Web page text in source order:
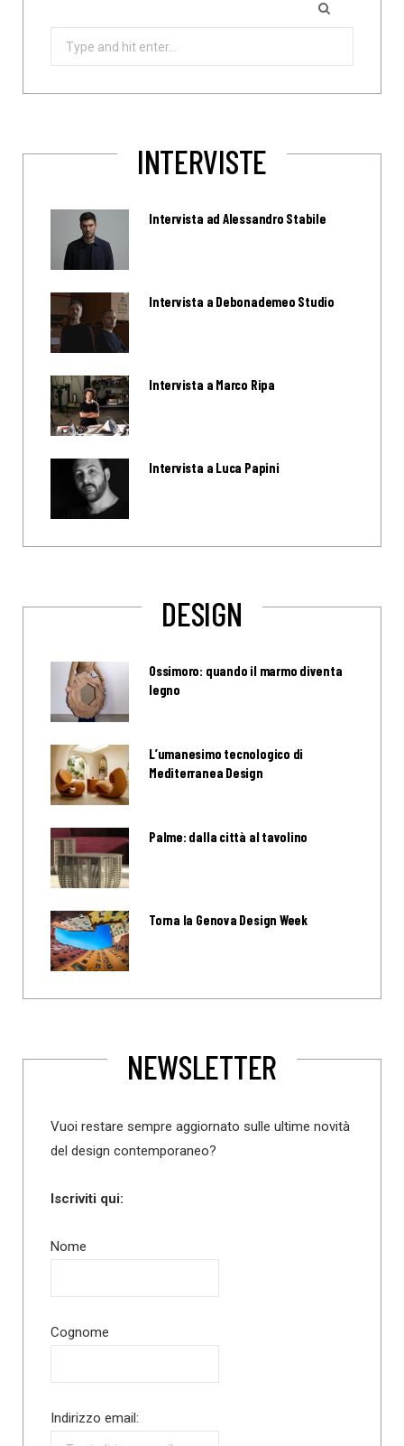
INTERVISTE
Intervista ad Alessandro Stabile
Intervista a Debonademeo Studio
Intervista a Marco Ripa
Intervista a Luca Papini
DESIGN
Ossimoro: quando il marmo diventa
legno
L’umanesimo tecnologico di
Mediterranea Design
Palme: dalla città al tavolino
Torna la Genova Design Week
NEWSLETTER
Vuoi restare sempre aggiornato sulle ultime novità
del design contemporaneo?
Iscriviti qui:
Nome
Cognome
Indirizzo email: